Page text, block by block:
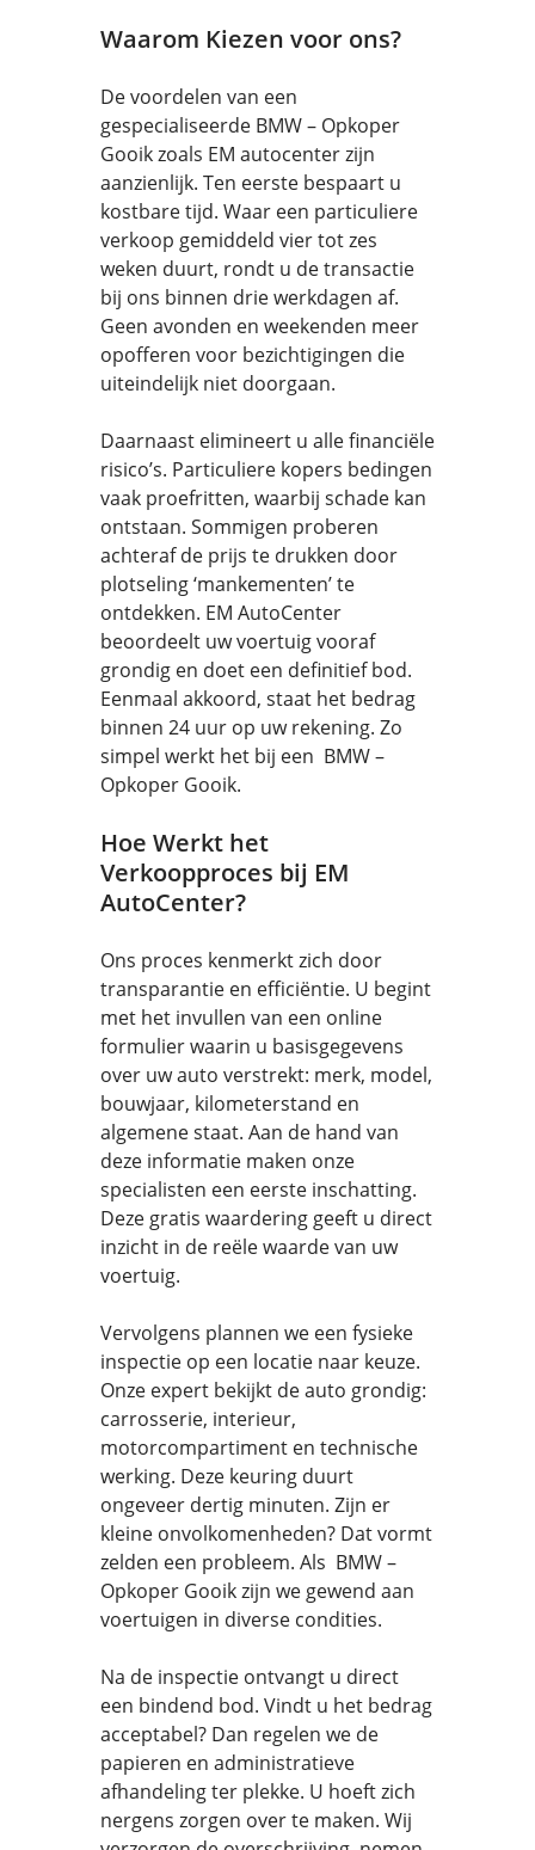
Waarom Kiezen voor ons?
De voordelen van een
gespecialiseerde BMW – Opkoper
Gooik zoals EM autocenter zijn
aanzienlijk. Ten eerste bespaart u
kostbare tijd. Waar een particuliere
verkoop gemiddeld vier tot zes
weken duurt, rondt u de transactie
bij ons binnen drie werkdagen af.
Geen avonden en weekenden meer
opofferen voor bezichtigingen die
uiteindelijk niet doorgaan.
Daarnaast elimineert u alle financiële
risico’s. Particuliere kopers bedingen
vaak proefritten, waarbij schade kan
ontstaan. Sommigen proberen
achteraf de prijs te drukken door
plotseling ‘mankementen’ te
ontdekken. EM AutoCenter
beoordeelt uw voertuig vooraf
grondig en doet een definitief bod.
Eenmaal akkoord, staat het bedrag
binnen 24 uur op uw rekening. Zo
simpel werkt het bij een BMW –
Opkoper Gooik.
Hoe Werkt het
Verkoopproces bij EM
AutoCenter?
Ons proces kenmerkt zich door
transparantie en efficiëntie. U begint
met het invullen van een online
formulier waarin u basisgegevens
over uw auto verstrekt: merk, model,
bouwjaar, kilometerstand en
algemene staat. Aan de hand van
deze informatie maken onze
specialisten een eerste inschatting.
Deze gratis waardering geeft u direct
inzicht in de reële waarde van uw
voertuig.
Vervolgens plannen we een fysieke
inspectie op een locatie naar keuze.
Onze expert bekijkt de auto grondig:
carrosserie, interieur,
motorcompartiment en technische
werking. Deze keuring duurt
ongeveer dertig minuten. Zijn er
kleine onvolkomenheden? Dat vormt
zelden een probleem. Als BMW –
Opkoper Gooik zijn we gewend aan
voertuigen in diverse condities.
Na de inspectie ontvangt u direct
een bindend bod. Vindt u het bedrag
acceptabel? Dan regelen we de
papieren en administratieve
afhandeling ter plekke. U hoeft zich
nergens zorgen over te maken. Wij